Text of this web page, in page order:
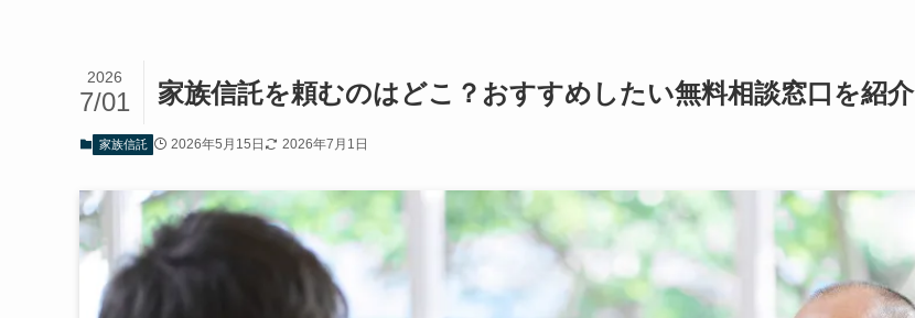
家族信託を頼むのはどこ？おすすめしたい無料相談窓口を紹介
2026
7/01
家族信託 2026年5月15日 2026年7月1日